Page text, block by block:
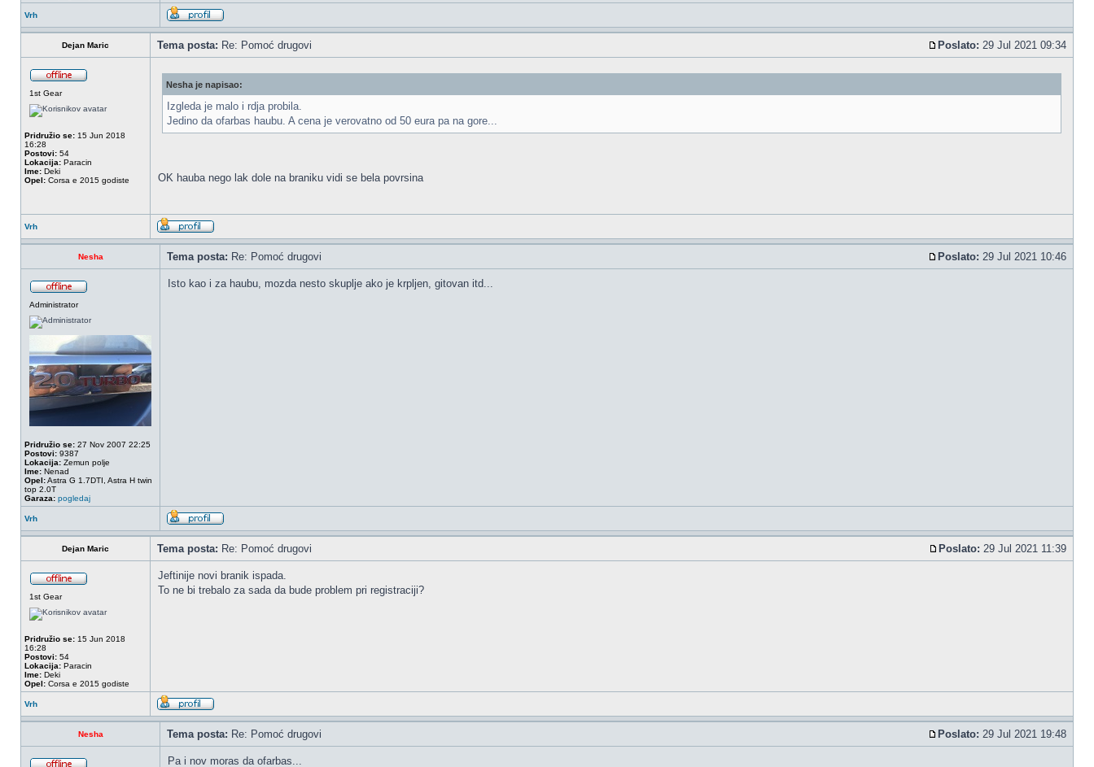
Vrh
Dejan Maric Tema posta: Re: Pomoć drugovi Poslato: 29 Jul 2021 09:34
1st Gear
Pridružio se: 15 Jun 2018
16:28
Postovi: 54
Lokacija: Paracin
Ime: Deki
Opel: Corsa e 2015 godiste
Nesha je napisao:
Izgleda je malo i rdja probila.
Jedino da ofarbas haubu. A cena je verovatno od 50 eura pa na gore...
OK hauba nego lak dole na braniku vidi se bela povrsina
Vrh
Nesha Tema posta: Re: Pomoć drugovi Poslato: 29 Jul 2021 10:46
Administrator
Pridružio se: 27 Nov 2007 22:25
Postovi: 9387
Lokacija: Zemun polje
Ime: Nenad
Opel:Astra G 1.7DTI, Astra H twin
top 2.0T
Garaza: pogledaj
Isto kao i za haubu, mozda nesto skuplje ako je krpljen, gitovan itd...
Vrh
Dejan Maric Tema posta: Re: Pomoć drugovi Poslato: 29 Jul 2021 11:39
1st Gear
Pridružio se: 15 Jun 2018
16:28
Postovi: 54
Lokacija: Paracin
Ime: Deki
Opel: Corsa e 2015 godiste
Jeftinije novi branik ispada.
To ne bi trebalo za sada da bude problem pri registraciji?
Vrh
Nesha Tema posta: Re: Pomoć drugovi Poslato: 29 Jul 2021 19:48
Pa i nov moras da ofarbas...